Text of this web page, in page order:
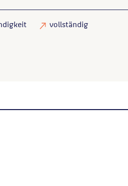
vollständig